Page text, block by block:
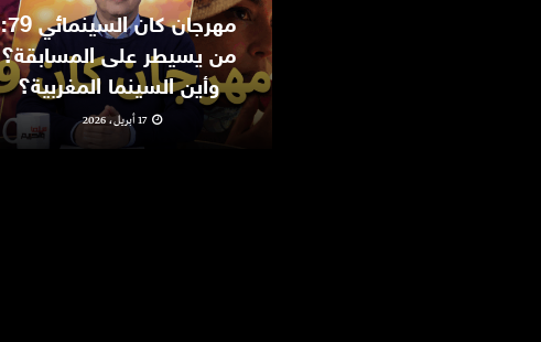
مهرجان كان السينمائي 79:
من يسيطر على المسابقة؟
وأين السينما المغربية؟
17 أبريل، 2026